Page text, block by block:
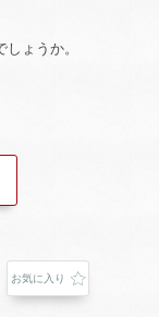
ょうか。
お気に入り